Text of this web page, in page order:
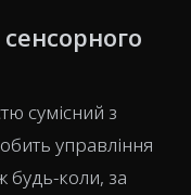
сумісний з
управління
будь-коли, за